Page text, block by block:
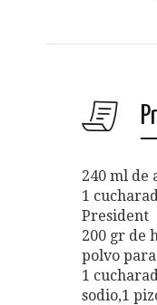
240 ml de
1
President
200 gr de
polvo
1
sodio,1